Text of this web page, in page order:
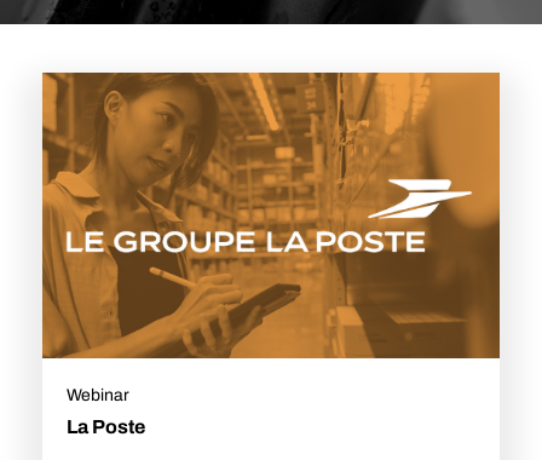
Webinar
La Poste